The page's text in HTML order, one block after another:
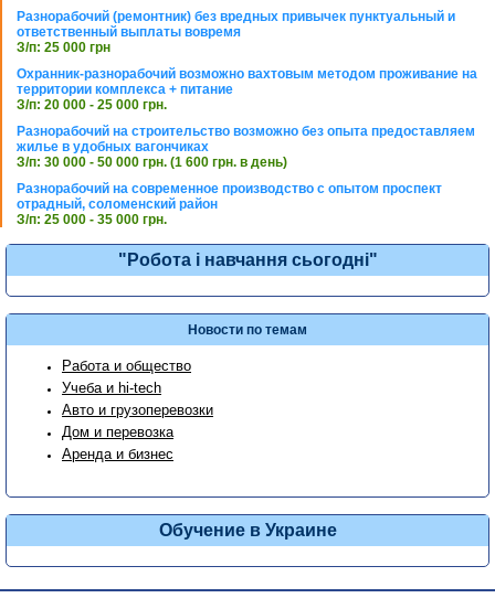
Разнорабочий (ремонтник) без вредных привычек пунктуальный и
ответственный выплаты вовремя
З/п: 25 000 грн
Охранник-разнорабочий возможно вахтовым методом проживание на
территории комплекса + питание
З/п: 20 000 - 25 000 грн.
Разнорабочий на строительство возможно без опыта предоставляем
жилье в удобных вагончиках
З/п: 30 000 - 50 000 грн. (1 600 грн. в день)
Разнорабочий на современное производство с опытом проспект
отрадный, соломенский район
З/п: 25 000 - 35 000 грн.
"Робота і навчання сьогодні"
Новости по темам
Работа и общество
Учеба и hi-tech
Авто и грузоперевозки
Дом и перевозка
Аренда и бизнес
Обучение в Украине